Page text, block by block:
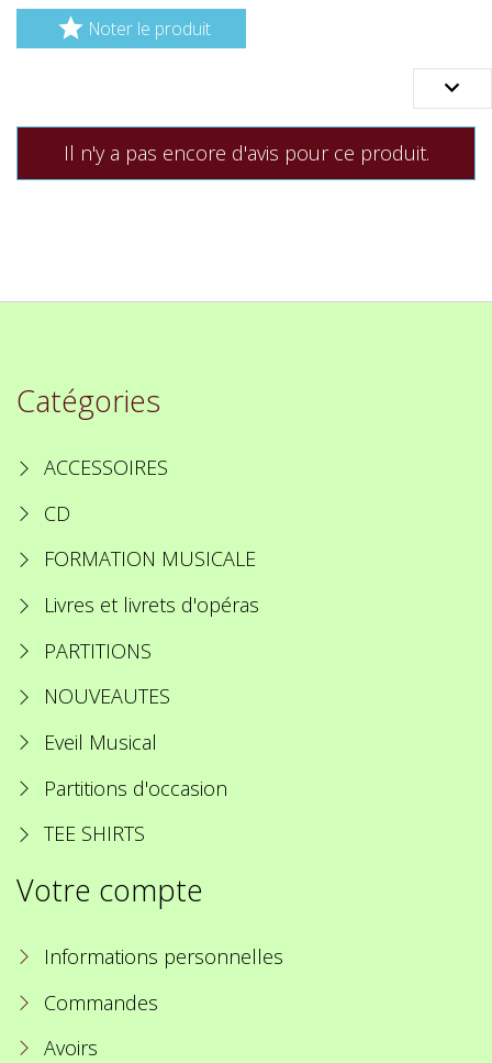
 Noter le produit

Il n'y a pas encore d'avis pour ce produit.
Catégories
ACCESSOIRES
CD
FORMATION MUSICALE
Livres et livrets d'opéras
PARTITIONS
NOUVEAUTES
Eveil Musical
Partitions d'occasion
TEE SHIRTS
Votre compte
Informations personnelles
Commandes
Avoirs